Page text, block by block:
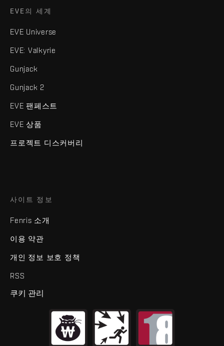
EVE의 세계
EVE Universe
EVE: Valkyrie
Gunjack
Gunjack 2
EVE 팬페스트
EVE 상품
프로젝트 디스커버리
사이트 정보
Fenris 소개
이용 약관
개인 정보 보호 정책
RSS
쿠키 관리